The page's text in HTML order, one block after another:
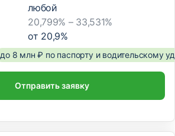
любой
20,799% – 33,531%
от 20,9%
до 8 млн ₽ по паспорту и водительскому
Отправить заявку